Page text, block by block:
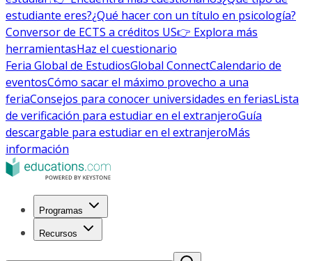
estudiante eres?¿Qué hacer con un título en psicología?
Conversor de ECTS a créditos US👉 Explora más
herramientasHaz el cuestionario
Feria Global de EstudiosGlobal ConnectCalendario de
eventosCómo sacar el máximo provecho a una
feriaConsejos para conocer universidades en feriasLista
de verificación para estudiar en el extranjeroGuía
descargable para estudiar en el extranjeroMás
información
Programas
Recursos